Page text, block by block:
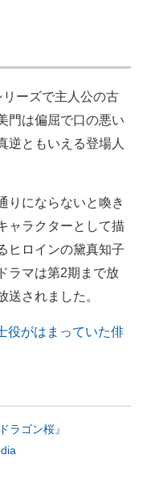
ーズで主人公の古
門は偏屈で口の悪い
逆ともいえる登場人
りにならないと喚き
ャラクターとして描
ヒロインの黛真知子
ラマは第2期まで放
されました。
役がはまっていた俳
ラゴン桜』